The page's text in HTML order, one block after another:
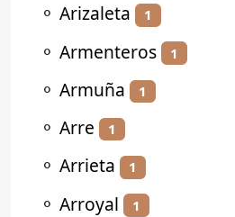
⚬ Arizaleta 1
⚬ Armenteros 1
⚬ Armuña 1
⚬ Arre 1
⚬ Arrieta 1
⚬ Arroyal 1